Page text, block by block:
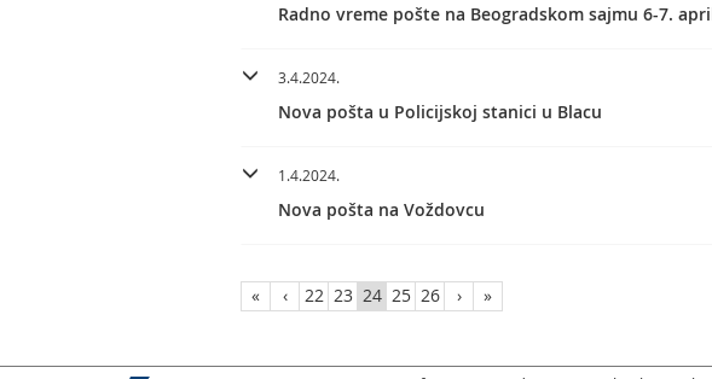
Radno vreme pošte na Beogradskom sajmu 6-7.
3.4.2024.
Nova pošta u Policijskoj stanici u Blacu
1.4.2024.
Nova pošta na Voždovcu
« ‹ 22 23 24 25 26 › »